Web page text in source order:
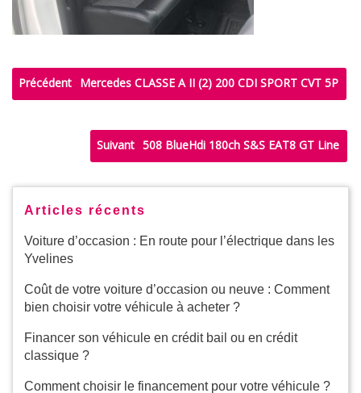
Précédent Mercedes CLASSE A II (2) 200 CDI SPORT CVT 5P
Suivant 508 BlueHdi 180ch S&S EAT8 GT Line
Articles récents
Voiture d’occasion : En route pour l’électrique dans les
Yvelines
Coût de votre voiture d’occasion ou neuve : Comment
bien choisir votre véhicule à acheter ?
Financer son véhicule en crédit bail ou en crédit
classique ?
Comment choisir le financement pour votre véhicule ?